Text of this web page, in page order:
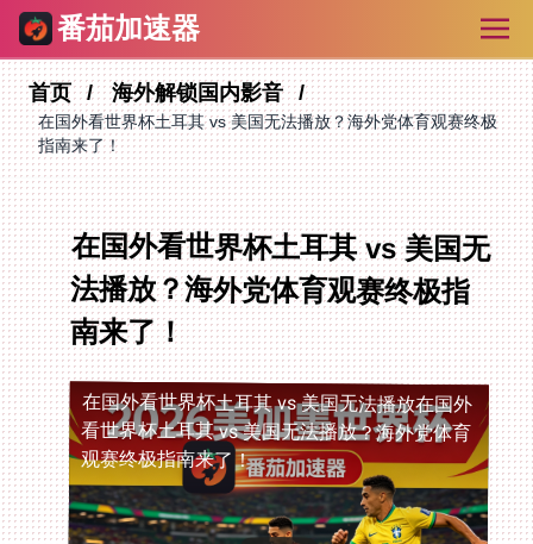
番茄加速器
首页 海外解锁国内影音
在国外看世界杯土耳其 vs 美国无法播放？海外党体育观赛终极
指南来了！
在国外看世界杯土耳其 vs 美国无
法播放？海外党体育观赛终极指
南来了！
在国外看世界杯土耳其 vs 美国无法播放在国外
看世界杯土耳其 vs 美国无法播放？海外党体育
观赛终极指南来了！